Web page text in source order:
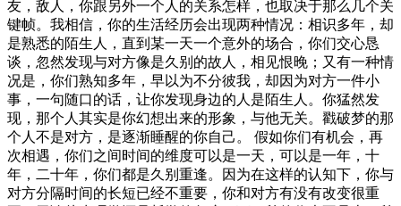
友，敌人，你跟另外一个人的关系怎样，也取决于那么几个关
键帧。我相信，你的生活经历会出现两种情况：相识多年，却
是熟悉的陌生人，直到某一天一个意外的场合，你们交心恳
谈，忽然发现与对方像是久别的故人，相见恨晚；又有一种情
况是，你们熟知多年，早以为不分彼我，却因为对方一件小
事，一句随口的话，让你发现身边的人是陌生人。你猛然发
现，那个人其实是你幻想出来的形象，与他无关。戳破梦的那
个人不是对方，是逐渐睡醒的你自己。 假如你们有机会，再
次相遇，你们之间时间的维度可以是一天，可以是一年，十
年，二十年，你们都是久别重逢。因为在这样的认知下，你与
对方分隔时间的长短已经不重要，你和对方有没有改变很重